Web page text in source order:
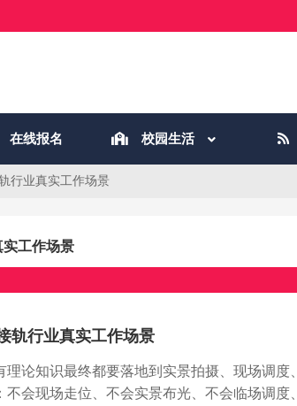
在线报名 校园生活
行业真实工作场景
工作场景
轨行业真实工作场景
论知识最终都要落地到实景拍摄、现场调度
会现场走位、不会实景布光、不会临场调度